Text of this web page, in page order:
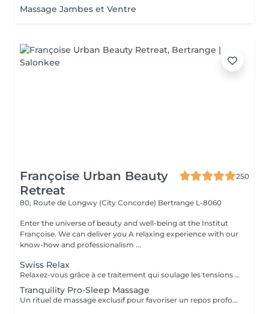
Massage Jambes et Ventre
Françoise Urban Beauty
Retreat
250
80, Route de Longwy (City Concorde) Bertrange L-8060
Enter the universe of beauty and well-being at the Institut
Françoise. We can deliver you A relaxing experience with our
know-how and professionalism ...
Swiss Relax
Relaxez-vous grâce à ce traitement qui soulage les tensions pour un dos parfaitement détendu.
Tranquility Pro-Sleep Massage
Un rituel de massage exclusif pour favoriser un repos profond du corps et de lesprit. Les effets positifs relaxants et anti-stress du «tranquility Blend» sont augmentés par les techniques du modelage exclusif, inspiré par layurvéda du Kérala et le rituel de massage traditionnel indonésien «Sea malay», intéressant pour ses vertus sur le système nerveux et lesprit. Tranquility Pro-Sleep Massage, aide le corps à récupérer des situations de stress et améliore la qualité du repos et du sommeil.